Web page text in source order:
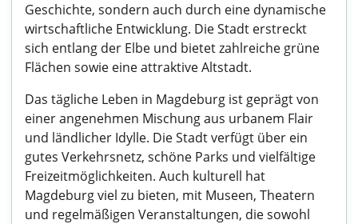
Geschichte, sondern auch durch eine dynamische
wirtschaftliche Entwicklung. Die Stadt erstreckt
sich entlang der Elbe und bietet zahlreiche grüne
Flächen sowie eine attraktive Altstadt.
Das tägliche Leben in Magdeburg ist geprägt von
einer angenehmen Mischung aus urbanem Flair
und ländlicher Idylle. Die Stadt verfügt über ein
gutes Verkehrsnetz, schöne Parks und vielfältige
Freizeitmöglichkeiten. Auch kulturell hat
Magdeburg viel zu bieten, mit Museen, Theatern
und regelmäßigen Veranstaltungen, die sowohl